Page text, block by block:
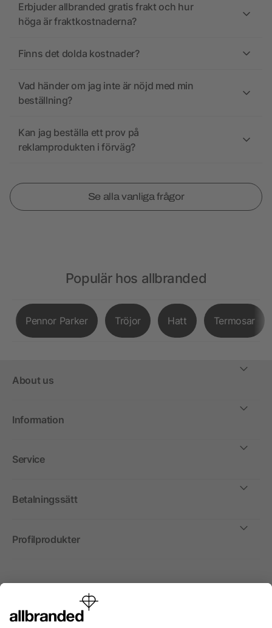
Erbjuder allbranded gratis frakt och hur
höga är fraktkostnaderna?
Finns det dolda kostnader?
Vad händer om jag inte är nöjd med min
beställning?
Kan jag beställa ett prov på
reklamprodukten i förväg?
Se alla vanliga frågor
Populär hos allbranded
Pennor Parker Tröjor Hatt Termosar
About us
Information
Service
Betalningssätt
Profilprodukter
Internationellt